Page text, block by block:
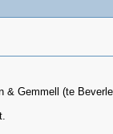
Gemmell (te